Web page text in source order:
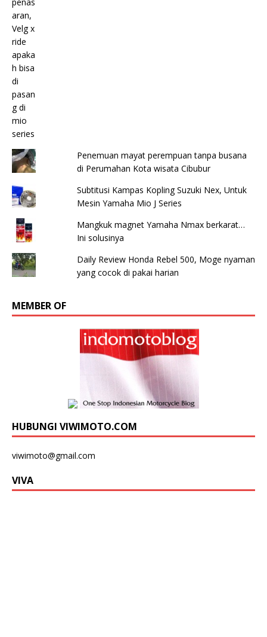
Penemuan mayat perempuan tanpa busana
di Perumahan Kota wisata Cibubur
Subtitusi Kampas Kopling Suzuki Nex, Untuk
Mesin Yamaha Mio J Series
Mangkuk magnet Yamaha Nmax berkarat…
Ini solusinya
Daily Review Honda Rebel 500, Moge nyaman
yang cocok di pakai harian
MEMBER OF
HUBUNGI VIWIMOTO.COM
viwimoto@gmail.com
VIVA